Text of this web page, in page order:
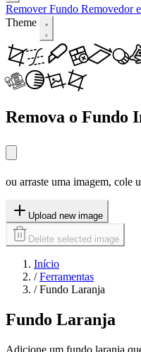
Remover Fundo Removedor
Theme
Remova o Fundo
ou arraste uma imagem, cole
Upload new image
Delete selected image
Início
/ Ferramentas
/ Fundo Laranja
Fundo Laranja
Adicione um fundo laranja